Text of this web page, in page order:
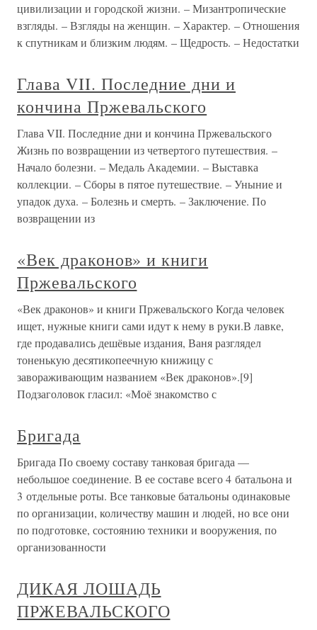
цивилизации и городской жизни. – Мизантропические
взгляды. – Взгляды на женщин. – Характер. – Отношения
к спутникам и близким людям. – Щедрость. – Недостатки
Глава VII. Последние дни и
кончина Пржевальского
Глава VII. Последние дни и кончина Пржевальского
Жизнь по возвращении из четвертого путешествия. –
Начало болезни. – Медаль Академии. – Выставка
коллекции. – Сборы в пятое путешествие. – Уныние и
упадок духа. – Болезнь и смерть. – Заключение. По
возвращении из
«Век драконов» и книги
Пржевальского
«Век драконов» и книги Пржевальского Когда человек
ищет, нужные книги сами идут к нему в руки.В лавке,
где продавались дешёвые издания, Ваня разглядел
тоненькую десятикопеечную книжицу с
завораживающим названием «Век драконов».[9]
Подзаголовок гласил: «Моё знакомство с
Бригада
Бригада По своему составу танковая бригада —
небольшое соединение. В ее составе всего 4 батальона и
3 отдельные роты. Все танковые батальоны одинаковые
по организации, количеству машин и людей, но все они
по подготовке, состоянию техники и вооружения, по
организованности
ДИКАЯ ЛОШАДЬ
ПРЖЕВАЛЬСКОГО